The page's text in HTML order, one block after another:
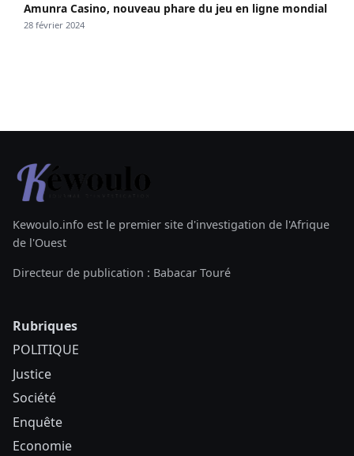
Amunra Casino, nouveau phare du jeu en ligne mondial
28 février 2024
Kewoulo.info est le premier site d'investigation de l'Afrique
de l'Ouest
Directeur de publication : Babacar Touré
Rubriques
POLITIQUE
Justice
Société
Enquête
Economie